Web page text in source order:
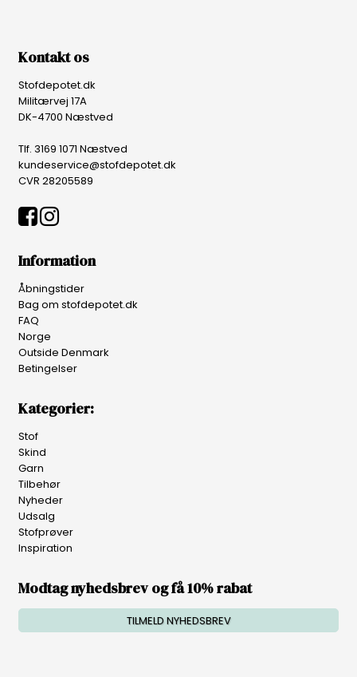
Kontakt os
Stofdepotet.dk
Militærvej 17A
DK-4700 Næstved
Tlf. 3169 1071 Næstved
kundeservice@stofdepotet.dk
CVR 28205589
Information
Åbningstider
Bag om stofdepotet.dk
FAQ
Norge
Outside Denmark
Betingelser
Kategorier:
Stof
Skind
Garn
Tilbehør
Nyheder
Udsalg
Stofprøver
Inspiration
Modtag nyhedsbrev og få 10% rabat
TILMELD NYHEDSBREV